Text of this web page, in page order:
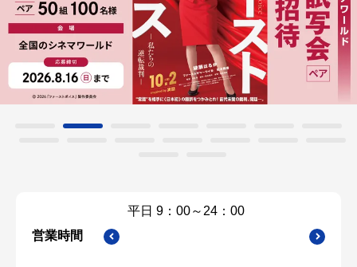
営業時間
平日 9：00～24：00